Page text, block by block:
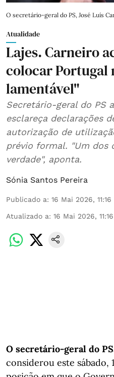
O secretário-geral do PS, José Luís
Atualidade
Lajes. Carneiro
colocar Portugal
lamentável"
Secretário-geral do PS
esclareça declarações
autorização de
prévio formal. "Um dos
verdade", aponta.
Sónia Santos Pereira
Publicado a: 16 Mai 2026, 11:16
Atualizado a: 16 Mai 2026, 11:16
O secretário-geral do
considerou este sábado,